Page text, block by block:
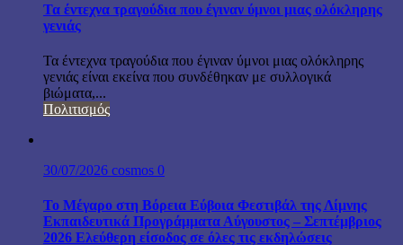
Τα έντεχνα τραγούδια που έγιναν ύμνοι μιας ολόκληρης
γενιάς
Τα έντεχνα τραγούδια που έγιναν ύμνοι μιας ολόκληρης
γενιάς είναι εκείνα που συνδέθηκαν με συλλογικά
βιώματα,...
Πολιτισμός
30/07/2026 cosmos 0
Το Μέγαρο στη Βόρεια Εύβοια Φεστιβάλ της Λίμνης
Εκπαιδευτικά Προγράμματα Αύγουστος – Σεπτέμβριος
2026 Ελεύθερη είσοδος σε όλες τις εκδηλώσεις